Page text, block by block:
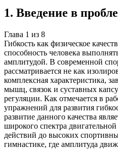
1. Введение в
Глава 1 из 8
Гибкость как физическое
способность человека
амплитудой. В современной
рассматривается не как
комплексная характеристика,
мышц, связок и суставных
регуляции. Как отмечается в
упражнений для развития
развитие данного качества
широкого спектра
действий до высоких
гимнастике, где амплитуда